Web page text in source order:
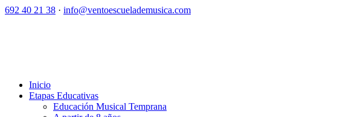
692 40 21 38 · info@ventoescuelademusica.com
Inicio
Etapas Educativas
Educación Musical Temprana